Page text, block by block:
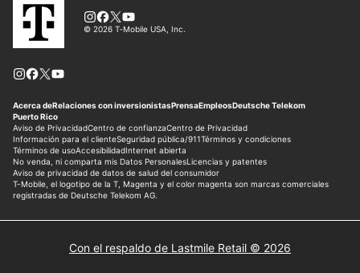
Con el respaldo de Lastmile Retail © 2026